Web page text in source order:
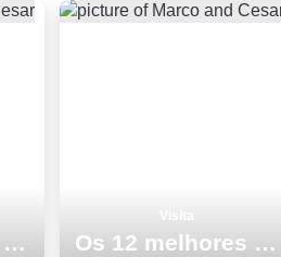
As 10 melhores coisas para fazer no inverno em Elvas Os 12 melhores lugares para visitar em Braga